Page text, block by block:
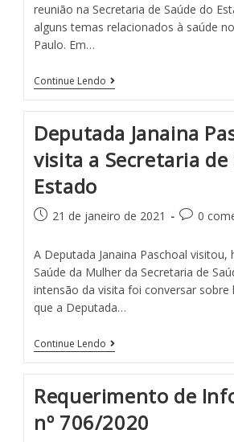
reunião na Secretaria de Saúde do
alguns temas relacionados à saúde
Paulo. Em…
Continue Lendo
Deputada Janaina
visita a Secretaria de
Estado
21 de janeiro de 2021 0
A Deputada Janaina Paschoal
Saúde da Mulher da Secretaria de
intensão da visita foi conversar sobre
que a Deputada…
Continue Lendo
Requerimento de
nº 706/2020